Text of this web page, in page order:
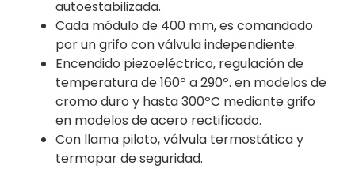
autoestabilizada.
Cada módulo de 400 mm, es comandado
por un grifo con válvula independiente.
Encendido piezoeléctrico, regulación de
temperatura de 160º a 290º. en modelos de
cromo duro y hasta 300ºC mediante grifo
en modelos de acero rectificado.
Con llama piloto, válvula termostática y
termopar de seguridad.